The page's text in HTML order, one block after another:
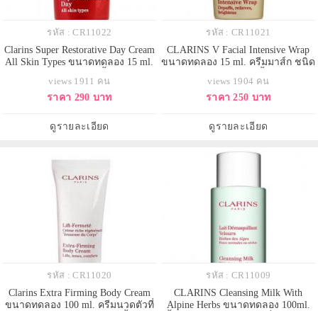
รหัส : CR11022
Clarins Super Restorative Day Cream
All Skin Types ขนาดทดลอง 15 ml.
กลางวัน ด้วยสารสกัด Pueraria
Lobata ช่วยซ่อมแซม คืนความ
การเปลี่ยนแปลงของฮอร์โมนตาม
ธรรมชาติ ช่วยให้ริ้วรอย ร่องลึ
views 1911 คน
ราคา 290 บาท
ดูรายละเอียด
รหัส : CR11021
CLARINS V Facial Intensive Wrap
ขนาดทดลอง 15 ml. ครีมมาส์ก ชนิด
เข้ารูป สัมผัสของผิวที่เนียนนุ่ม ฟื้นฟู
ผิวจากความเครียด ความร้อน และ
สดใส ชุ่มชื่น จากส่วนผสมเข้มข้น
สกัดจากพืชธร
views 1904 คน
ราคา 250 บาท
ดูรายละเอียด
รหัส : CR11020
Clarins Extra Firming Body Cream
ขนาดทดลอง 100 ml. ครีมนวดตัวที่
รหัส : CR11009
CLARINS Cleansing Milk With
Alpine Herbs ขนาดทดลอง 100ml.